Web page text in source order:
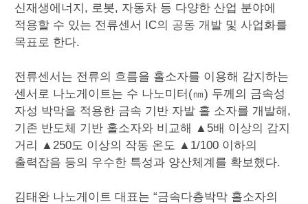
신재생에너지, 로봇, 자동차 등 다양한 산업 분야에
적용할 수 있는 전류센서 IC의 공동 개발 및 사업화를
목표로 한다.
전류센서는 전류의 흐름을 홀소자를 이용해 감지하는
센서로 나노게이트는 수 나노미터(㎚) 두께의 금속성
자성 박막을 적용한 금속 기반 자발 홀 소자를 개발해,
기존 반도체 기반 홀소자와 비교해 ▲5배 이상의 감지
거리 ▲250도 이상의 작동 온도 ▲1/100 이하의
출력잡음 등의 우수한 특성과 양산체계를 확보했다.
김태완 나노게이트 대표는 “금속다층박막 홀소자의